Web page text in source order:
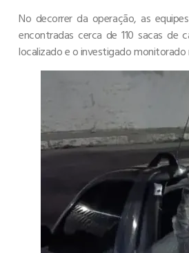
No decorrer da operação, as
encontradas cerca de 110 sacas de
localizado e o investigado monitorado